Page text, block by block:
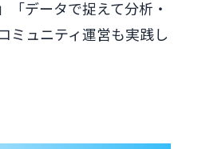
「データで捉えて分析・
ミュニティ運営も実践し